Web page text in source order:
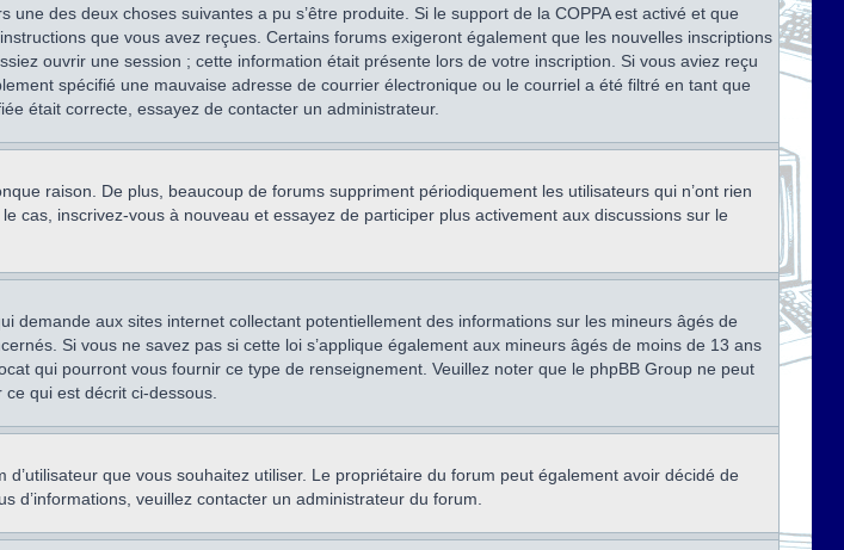
des deux choses suivantes a pu s’être produite. Si le support de la COPPA est activé et que
que vous avez reçues. Certains forums exigeront également que les nouvelles inscriptions
ouvrir une session ; cette information était présente lors de votre inscription. Si vous aviez reçu
spécifié une mauvaise adresse de courrier électronique ou le courriel a été filtré en tant que
était correcte, essayez de contacter un administrateur.
raison. De plus, beaucoup de forums suppriment périodiquement les utilisateurs qui n’ont rien
cas, inscrivez-vous à nouveau et essayez de participer plus activement aux discussions sur le
demande aux sites internet collectant potentiellement des informations sur les mineurs âgés de
Si vous ne savez pas si cette loi s’applique également aux mineurs âgés de moins de 13 ans
qui pourront vous fournir ce type de renseignement. Veuillez noter que le phpBB Group ne peut
qui est décrit ci-dessous.
que vous souhaitez utiliser. Le propriétaire du forum peut également avoir décidé de
d’informations, veuillez contacter un administrateur du forum.